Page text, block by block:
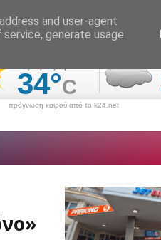
πρόγνωση καιρού από το k24.net
and user-agent
generate usage